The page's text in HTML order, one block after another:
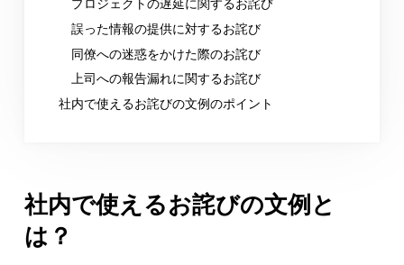
プロジェクトの遅延に関するお詫び
誤った情報の提供に対するお詫び
同僚への迷惑をかけた際のお詫び
上司への報告漏れに関するお詫び
社内で使えるお詫びの文例のポイント
社内で使えるお詫びの文例と
は？